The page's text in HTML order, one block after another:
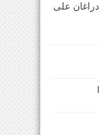
على